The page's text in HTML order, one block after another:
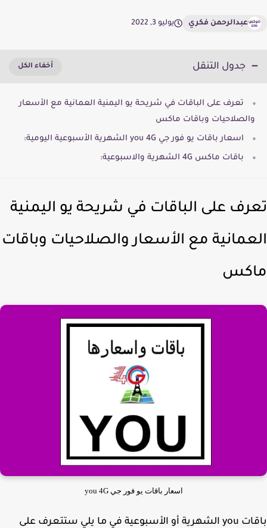
عبدالرحمن فكري يوليو 3, 2022
جدول التنقل
تعرف على الباقات في شريحة يو اليمنية العمانية مع الأسعار
والصلاحيات وباقات ماكس
اسعار باقات يو فور جي you 4G الشهرية الأسبوعية اليومية:
باقات ماكس 4G الشهرية والاسبوعية:
على الباقات في شريحة يو اليمنية
مع الأسعار والصلاحيات وباقات
اسعار باقات يو فور جي you 4G
باقات you الشهرية أو الأسبوعية في ما يلي ستتعرف على